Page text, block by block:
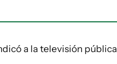
a la televisión pública